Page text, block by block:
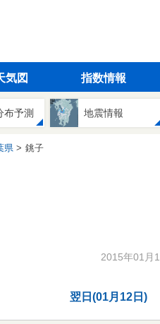
気図 指数情報
布予測 地震情報
県 銚子
2015年01月
翌日(01月12日)